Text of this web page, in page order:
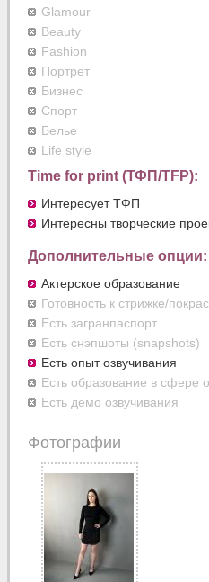
Glamour
Beauty
Fashion
Портрет
Бизнес
Спорт
Белье
Life style
Time for print (ТФП/TFP):
Интересует ТФП
Интересны творческие
Дополнительные опции:
Актерское образование
Готовность к стрижке/
Есть загранпаспорт
Есть снэпшоты (snapshots)
Есть опыт озвучивания
Есть образование в сфере
Есть демо озвучивания
Фотографии